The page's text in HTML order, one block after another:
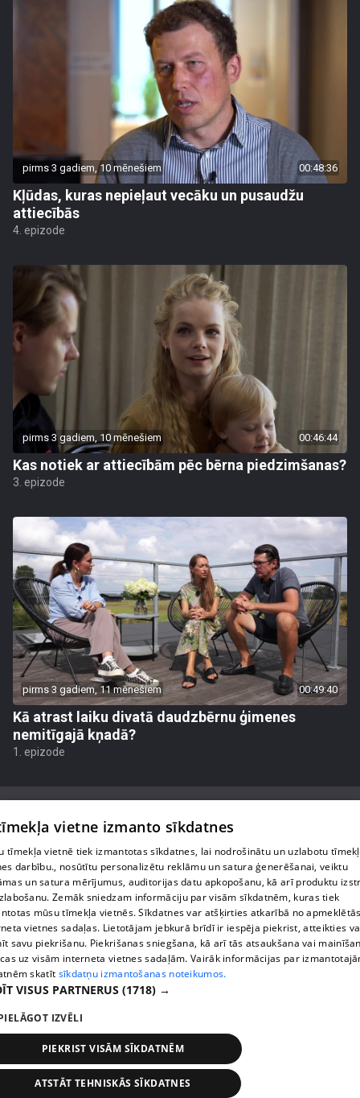
pirms 3 gadiem, 10 mēnešiem 00:48:36
Kļūdas, kuras nepieļaut vecāku un pusaudžu
attiecībās
4. epizode
pirms 3 gadiem, 10 mēnešiem 00:46:44
Kas notiek ar attiecībām pēc bērna piedzimšanas?
3. epizode
pirms 3 gadiem, 11 mēnešiem 00:49:40
Kā atrast laiku divatā daudzbērnu ģimenes
nemitīgajā kņadā?
1. epizode
1188 play jautājumu gadījumā raksti:
info@1188.lv
reklāma:
Par mums
Privātuma politika
Sīkdatnes
Lietošanas noteikumi
Copyright SIA Helio Media 2026 . All rights reserved.
vietne izmanto sīkdatnes
tīmekļa vietnē tiek izmantotas sīkdatnes, lai nodrošinātu un uzlabotu
darbību., nosūtītu personalizētu reklāmu un satura ģenerēšanai, veiktu
un satura mērījumus, auditorijas datu apkopošanu, kā arī produktu
Zemāk sniedzam informāciju par visām sīkdatnēm, kuras tiek
mūsu tīmekļa vietnēs. Sīkdatnes var atšķirties atkarībā no
vietnes sadaļas. Lietotājam jebkurā brīdī ir iespēja piekrist, atteikties
savu piekrišanu. Piekrišanas sniegšana, kā arī tās atsaukšana vai
uz visām interneta vietnes sadaļām. Vairāk informācijas par
skatīt sīkdatņu izmantošanas noteikumos.
VISUS PARTNERUS (1718) →
IZVĒLI
PIEKRIST VISĀM SĪKDATNĒM
ATSTĀT TEHNISKĀS SĪKDATNES